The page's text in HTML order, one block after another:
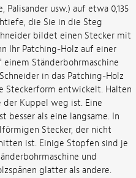
usw.) auf etwa 0,135
die Sie in die Steg
bildet einen Stecker mit
Ihr Patching-Holz auf einer
Ständerbohrmaschine
in das Patching-Holz
Steckerform entwickelt. Halten
der Kuppel weg ist. Eine
besser als eine langsame. In
Stecker, der nicht
ist. Einige Stopfen sind je
und
glatter als andere.